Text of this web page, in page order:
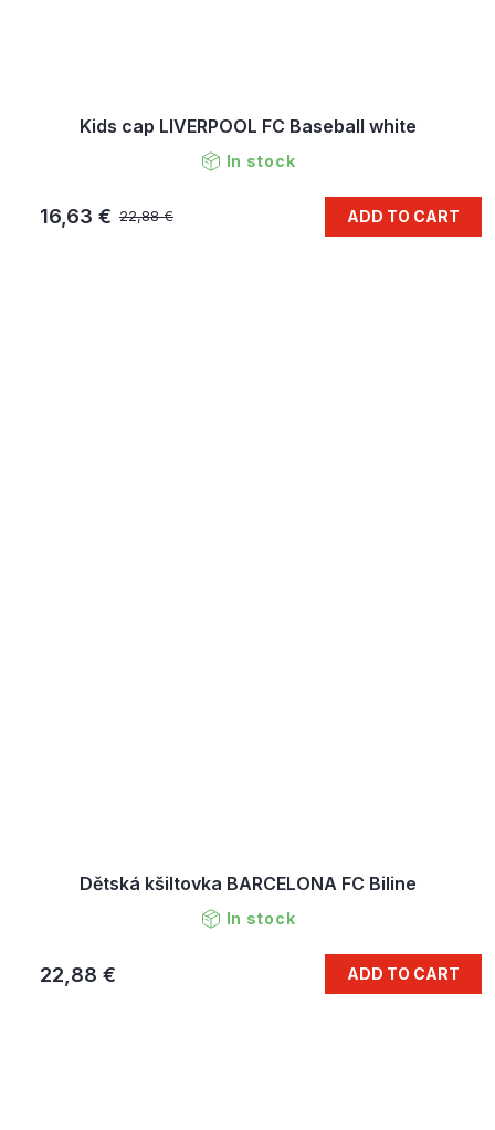
Kids cap LIVERPOOL FC Baseball white
In stock
22,88 €
16,63 € ADD TO CART
Dětská kšiltovka BARCELONA FC Biline
In stock
22,88 € ADD TO CART